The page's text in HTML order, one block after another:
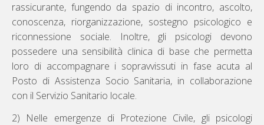
rassicurante, fungendo da spazio di incontro, ascolto,
conoscenza, riorganizzazione, sostegno psicologico e
riconnessione sociale. Inoltre, gli psicologi devono
possedere una sensibilità clinica di base che permetta
loro di accompagnare i sopravvissuti in fase acuta al
Posto di Assistenza Socio Sanitaria, in collaborazione
con il Servizio Sanitario locale.
2) Nelle emergenze di Protezione Civile, gli psicologi